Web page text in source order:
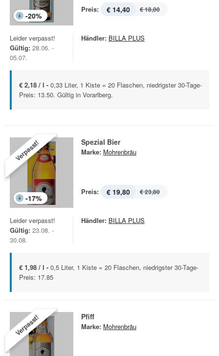
-20%
Preis: € 14,40 € 18,00
Leider verpasst!
Gültig: 28.06. -
05.07.
Händler: BILLA PLUS
€ 2,18 / l - 0,33 Liter, 1 Kiste = 20 Flaschen, niedrigster 30-Tage-
Preis: 13.50. Gültig in Vorarlberg.
Verpasst!
-17%
Spezial Bier
Marke: Mohrenbräu
Preis: € 19,80 € 23,80
Leider verpasst!
Gültig: 23.08. -
30.08.
Händler: BILLA PLUS
€ 1,98 / l - 0,5 Liter, 1 Kiste = 20 Flaschen, niedrigster 30-Tage-
Preis: 17.85
Verpasst! Pfiff
Marke: Mohrenbräu